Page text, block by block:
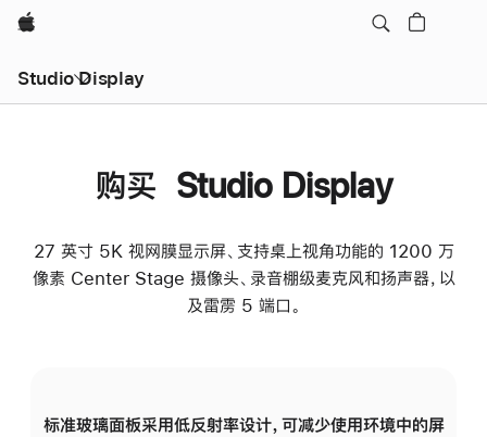
Apple
Studio Display
购买 Studio Display
27 英寸 5K 视网膜显示屏、支持桌上视角功能的 1200 万
像素 Center Stage 摄像头、录音棚级麦克风和扬声器，以
及雷雳 5 端口。
标准玻璃面板采用低反射率设计，可减少使用环境中的屏